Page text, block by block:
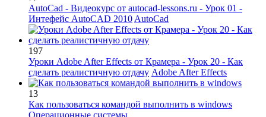
AutoCad - Видеокурс от autocad-lessons.ru - Урок 01 -
Интефейс AutoCAD 2010 AutoCad
197
Уроки Adobe After Effects от Крамера - Урок 20 - Как
сделать реалистичную отдачу Adobe After Effects
13
Как пользоваться командой выполнить в windows
Операционные системы